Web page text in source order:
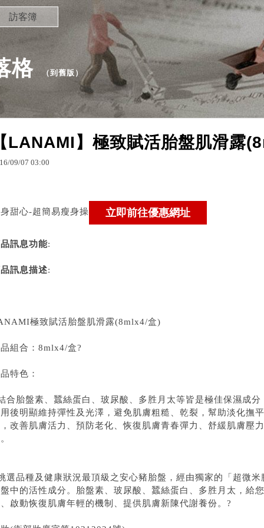
格 （到舊版 ）
訪客簿
【LANAMI】極致賦活胎盤肌滑露
/09/07 03:00
甜心-超簡易瘦身操
訊息功能:
訊息描述:
極致賦活胎盤肌滑露(8mlx4/盒)
組合：8mlx4/盒?
特色：
合胎盤素、蠶絲蛋白、玻尿酸、多胜月太等皆是極佳保濕成
後明顯維持彈性及光澤，避免肌膚粗糙、乾裂，幫助淡化撫
，改善肌膚活力、預防老化、恢復肌膚青春彈力、舒緩肌膚壓
選品種及健康狀況最頂級之安心豬胎盤，經由獨家的「超微
盤中的活性成分。胎盤素、玻尿酸、蠶絲蛋白、多胜月太，給
啟動恢復肌膚年輕的機制、提供肌膚新陳代謝養份。?